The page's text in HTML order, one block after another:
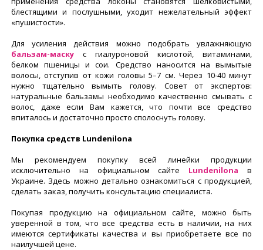
блестящими и послушными, уходит нежелательный эффект
«пушистости».
Для усиления действия можно подобрать увлажняющую
бальзам-маску с гиалуроновой кислотой, витаминами,
белком пшеницы и сои. Средство наносится на вымытые
волосы, отступив от кожи головы 5–7 см. Через 10-40 минут
нужно тщательно вымыть голову. Совет от экспертов:
натуральные бальзамы необходимо качественно смывать с
волос, даже если Вам кажется, что почти все средство
впиталось и достаточно просто сполоснуть голову.
Покупка средств Lundenilona
Мы рекомендуем покупку всей линейки продукции
исключительно на официальном сайте Lundenilona в
Украине. Здесь можно детально ознакомиться с продукцией,
сделать заказ, получить консультацию специалиста.
Покупая продукцию на официальном сайте, можно быть
уверенной в том, что все средства есть в наличии, на них
имеются сертификаты качества и вы приобретаете все по
наилучшей цене.